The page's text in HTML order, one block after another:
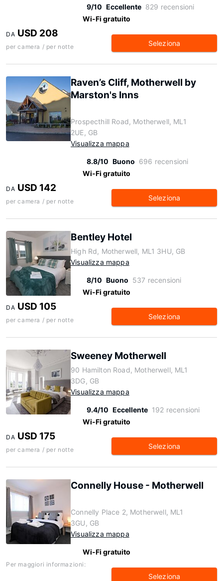
9/10 Eccellente 829 recensioni
Wi-Fi gratuito
DA USD 208
per camera / per notte Seleziona
Raven’s Cliff, Motherwell by
Marston's Inns
Prospecthill Road, Motherwell, ML1
2UE, GB
Visualizza mappa
8.8/10 Buono 696 recensioni
Wi-Fi gratuito
DA USD 142
per camera / per notte Seleziona
Bentley Hotel
High Rd, Motherwell, ML1 3HU, GB
Visualizza mappa
8/10 Buono 537 recensioni
Wi-Fi gratuito
DA USD 105
per camera / per notte Seleziona
Sweeney Motherwell
90 Hamilton Road, Motherwell, ML1
3DG, GB
Visualizza mappa
9.4/10 Eccellente 192 recensioni
Wi-Fi gratuito
DA USD 175
per camera / per notte Seleziona
Connelly House - Motherwell
Connelly Place 2, Motherwell, ML1
3GU, GB
Visualizza mappa
Wi-Fi gratuito
Per maggiori informazioni:
Seleziona